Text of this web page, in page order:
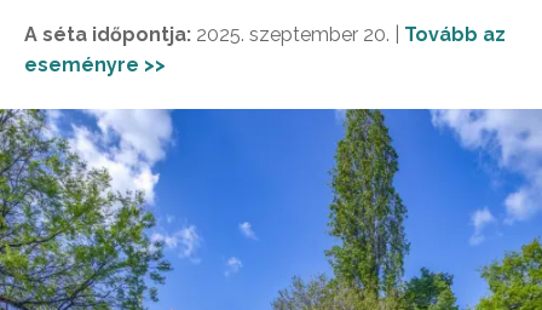
A séta időpontja: 2025. szeptember 20. | Tovább az
eseményre >>